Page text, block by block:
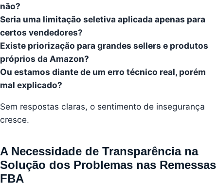
não?
Seria uma limitação seletiva aplicada apenas para
certos vendedores?
Existe priorização para grandes sellers e produtos
próprios da Amazon?
Ou estamos diante de um erro técnico real, porém
mal explicado?
Sem respostas claras, o sentimento de insegurança
cresce.
A Necessidade de Transparência na
Solução dos Problemas nas Remessas
FBA